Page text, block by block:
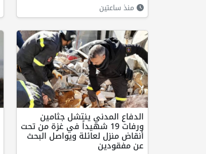
منذ ساعتين
الدفاع المدني ينتشل جثامين
ورفات 19 شهيداً في غزة من تحت
أنقاض منزل لعائلة ويواصل البحث
عن مفقودين